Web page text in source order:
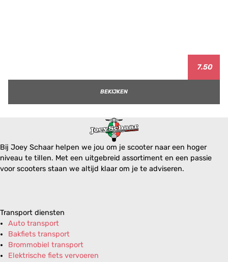
7.50
BEKIJKEN
Bij Joey Schaar helpen we jou om je scooter naar een hoger
niveau te tillen. Met een uitgebreid assortiment en een passie
voor scooters staan we altijd klaar om je te adviseren.
Transport diensten
Auto transport
Bakfiets transport
Brommobiel transport
Elektrische fiets vervoeren